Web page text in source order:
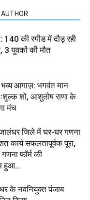
140 की स्पीड में दौड़ रही
3 युवकों की मौत
भव्य आगाज़: भगवंत मान
शो, आशुतोष राणा के
मंच
जिले में घर-घर गणना
कार्य सफलतापूर्वक पूरा,
फॉर्म की
हुआ...
के नवनियुक्त पंजाब